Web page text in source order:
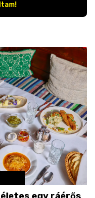
egy ráérős